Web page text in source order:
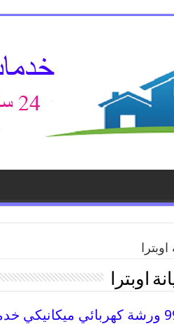
اوبترا
كراج اوبترا 99009551 ورشة كهربائي